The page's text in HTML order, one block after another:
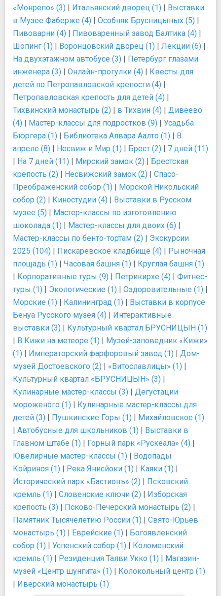
«Монрепо» (3) | Итальянский дворец (1) | Выставки
в Музее Фаберже (4) | Особняк Брусницыных (5) |
Пивоварни (4) | Пивоваренный завод Балтика (4) |
Шопинг (1) | Воронцовский дворец (1) | Лекции (6) |
На двухэтажном автобусе (3) | Петербург глазами
инженера (3) | Онлайн-прогулки (4) | Квесты для
детей по Петропавловской крепости (4) |
Петропавловская крепость для детей (4) |
Тихвинский монастырь (2) | в Тихвин (4) | Дивеево
(4) | Мастер-классы для подростков (9) | Усадьба
Бюргера (1) | Библиотека Алвара Аалто (1) | В
апреле (8) | Несвиж и Мир (1) | Брест (2) | 7 дней (11)
| На 7 дней (11) | Мирский замок (2) | Брестская
крепость (2) | Несвижский замок (2) | Спасо-
Преображенский собор (1) | Морской Никольский
собор (2) | Киностудии (4) | Выставки в Русском
музее (5) | Мастер-классы по изготовлению
шоколада (1) | Мастер-классы для двоих (6) |
Мастер-классы по бенто-тортам (2) | Экскурсии
2025 (104) | Пискаревское кладбище (4) | Рыночная
площадь (1) | Часовая башня (1) | Круглая башня (1)
| Корпоративные туры (9) | Петрикирхе (4) | Фитнес-
туры (1) | Экологические (1) | Оздоровительные (1) |
Морские (1) | Калининград (1) | Выставки в корпусе
Бенуа Русского музея (4) | Интерактивные
выставки (3) | Культурный квартал БРУСНИЦЫН (1)
| В Кижи на метеоре (1) | Музей-заповедник «Кижи»
(1) | Императорский фарфоровый завод (1) | Дом-
музей Достоевского (2) | «Витославлицы» (1) |
Культурный квартал «БРУСНИЦЫН» (3) |
Кулинарные мастер-классы (3) | Дегустации
мороженого (1) | Кулинарные мастер-классы для
детей (3) | Пушкинские Горы (1) | Михайловское (1)
| Автобусные для школьников (1) | Выставки в
Главном штабе (1) | Горный парк «Рускеала» (4) |
Ювелирные мастер-классы (1) | Водопады
Койриноя (1) | Река Янисйоки (1) | Каяки (1) |
Исторический парк «Бастионъ» (2) | Псковский
кремль (1) | Словенские ключи (2) | Изборская
крепость (3) | Псково-Печерский монастырь (2) |
Памятник Тысячелетию России (1) | Свято-Юрьев
монастырь (1) | Еврейские (1) | Богоявленский
собор (1) | Успенский собор (1) | Коломенский
кремль (1) | Резиденция Талви Укко (1) | Магазин-
музей «Центр шунгита» (1) | Колокольный центр (1)
| Иверский монастырь (1)